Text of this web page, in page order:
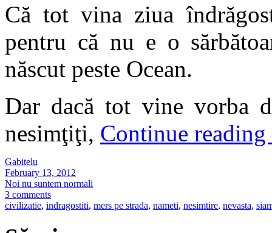
Că tot vina ziua
pentru că nu e o
născut peste Ocean.
Dar dacă tot vine vorba
nesimţiţi, Continue reading
Gabitelu
February 13, 2012
Noi nu suntem normali
3 comments
civilizatie, indragostiti, mers pe strada, nameti, nesimtire, nevasta,